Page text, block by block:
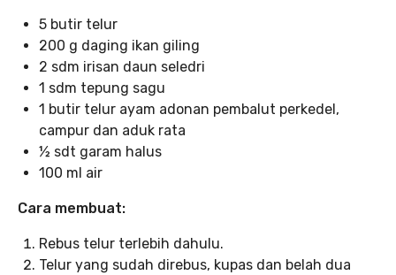
5 butir telur
200 g daging ikan giling
2 sdm irisan daun seledri
1 sdm tepung sagu
1 butir telur ayam adonan pembalut perkedel,
campur dan aduk rata
½ sdt garam halus
100 ml air
Cara membuat:
Rebus telur terlebih dahulu.
Telur yang sudah direbus, kupas dan belah dua